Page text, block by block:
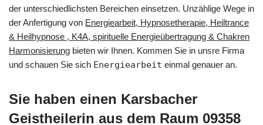
der unterschiedlichsten Bereichen einsetzen. Unzählige Wege in
der Anfertigung von Energiearbeit, Hypnosetherapie, Heiltrance
& Heilhypnose , K4A, spirituelle Energieübertragung & Chakren
Harmonisierung bieten wir Ihnen. Kommen Sie in unsre Firma
und schauen Sie sich Energiearbeit einmal genauer an.
Sie haben einen Karsbacher
Geistheilerin aus dem Raum 09358